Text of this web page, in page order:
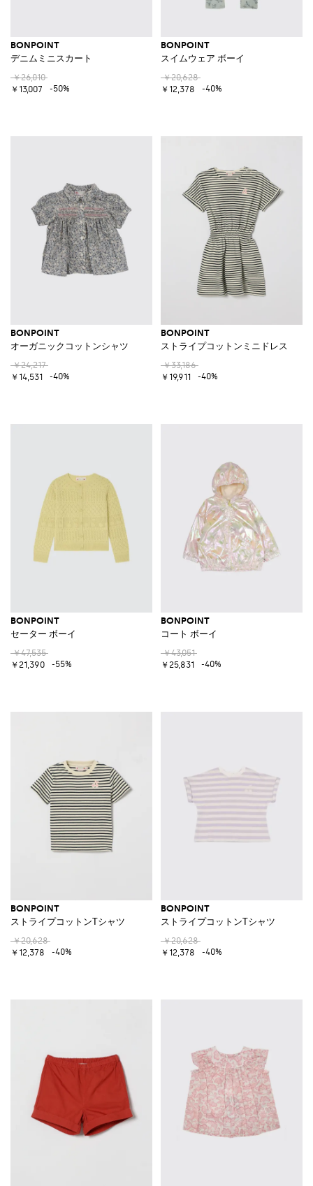
BONPOINT
デニムミニスカート
￥26,010
￥13,007
-50%
BONPOINT
スイムウェア ボーイ
￥20,628
￥12,378
-40%
BONPOINT
オーガニックコットンシャツ
￥24,217
￥14,531
-40%
BONPOINT
ストライプコットンミニドレス
￥33,186
￥19,911
-40%
BONPOINT
セーター ボーイ
￥47,535
￥21,390
-55%
BONPOINT
コート ボーイ
￥43,051
￥25,831
-40%
BONPOINT
ストライプコットンTシャツ
￥20,628
￥12,378
-40%
BONPOINT
ストライプコットンTシャツ
￥20,628
￥12,378
-40%